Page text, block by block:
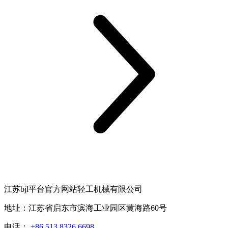
江苏bjl平台官方网站轻工机械有限公司
地址：江苏省启东市滨海工业园区黄海路60号